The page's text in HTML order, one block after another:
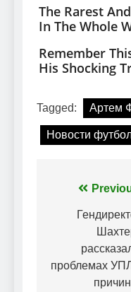
Tagged: Артем
Новости
Навігація
записів
проблемах